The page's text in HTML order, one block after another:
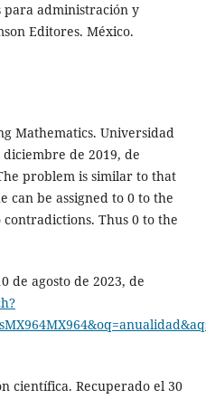
para administración y
Editores. México.
Mathematics. Universidad
de 2019, de
problem is similar to that
can be assigned to 0 to the
Thus 0 to the
de agosto de 2023, de
científica. Recuperado el 30